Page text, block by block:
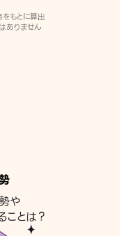
もとに算出
ありません
や
ことは？